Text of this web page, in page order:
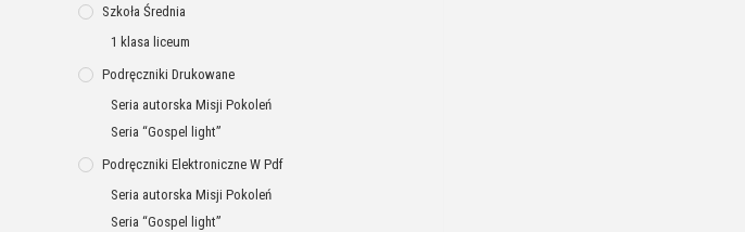
Szkoła Średnia
1 klasa liceum
Podręczniki Drukowane
Seria autorska Misji Pokoleń
Seria “Gospel light”
Podręczniki Elektroniczne W Pdf
Seria autorska Misji Pokoleń
Seria “Gospel light”